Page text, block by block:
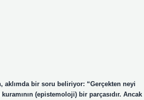
bir soru beliriyor: “Gerçekten neyi
(epistemoloji) bir parçasıdır. Ancak